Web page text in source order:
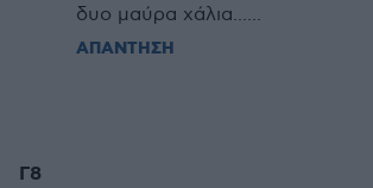
δυο μαύρα χάλια......
ΑΠΑΝΤΗΣΗ
Γ8